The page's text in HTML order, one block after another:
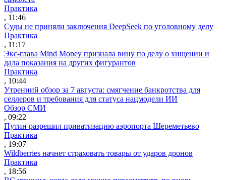
Практика
, 11:46
Суды не приняли заключения DeepSeek по уголовному делу
Практика
, 11:17
Экс-глава Mind Money признала вину по делу о хищении и
дала показания на других фигурантов
Практика
, 10:44
Утренний обзор за 7 августа: смягчение банкротства для
селлеров и требования для статуса нацмодели ИИ
Обзор СМИ
, 09:22
Путин разрешил приватизацию аэропорта Шереметьево
Практика
, 19:07
Wildberries начнет страховать товары от ударов дронов
Практика
, 18:56